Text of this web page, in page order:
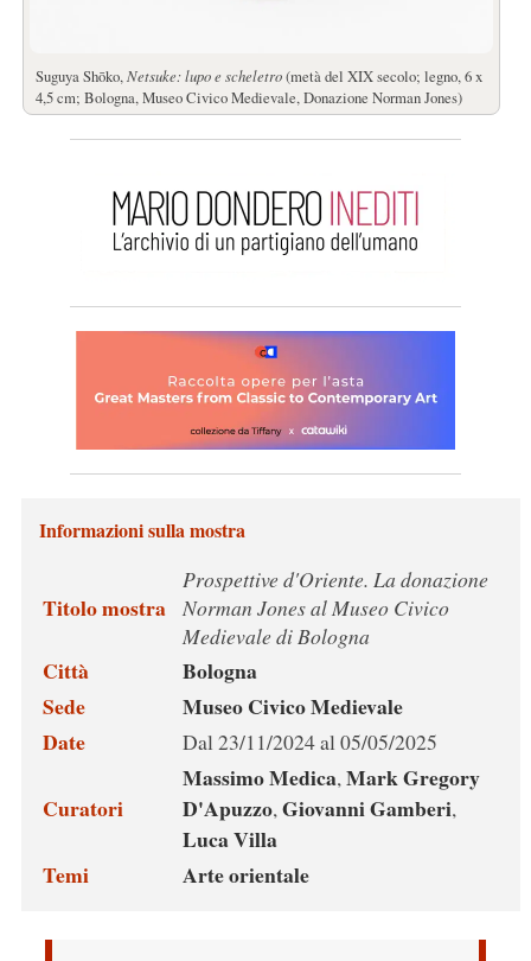
Suguya Shōko,Netsuke: lupo e scheletro(metà del XIX secolo; legno, 6 x
4,5 cm; Bologna, Museo Civico Medievale, Donazione Norman Jones)
Informazioni sulla mostra
Titolo mostra
Prospettive d'Oriente. La donazione
Norman Jones al Museo Civico
Medievale di Bologna
Città
Bologna
Sede
Museo Civico Medievale
Date
Dal 23/11/2024 al 05/05/2025
Curatori
Massimo Medica,Mark Gregory
D'Apuzzo,Giovanni Gamberi,
Luca Villa
Temi
Arte orientale